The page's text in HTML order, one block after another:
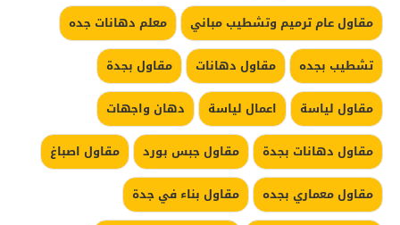
مقاول عام ترميم وتشطيب مباني
معلم دهانات جده
تشطيب بجده
مقاول دهانات
مقاول بجدة
مقاول لياسة
اعمال لياسة
دهان واجهات
مقاول دهانات بجدة
مقاول جبس بورد
مقاول اصباغ
مقاول معماري بجده
مقاول بناء في جدة